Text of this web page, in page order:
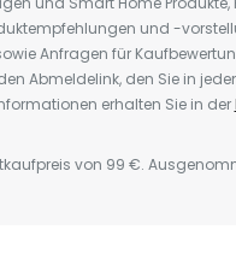
und -
Anfragen für
Abmeldelink, den Sie in
erhalten Sie in der
von 99 €.